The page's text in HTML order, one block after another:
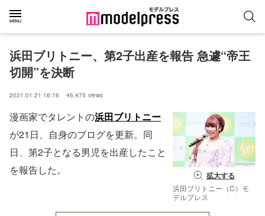
浜田ブリトニー、第2子出産を報告 急遽“帝王
切開”を決断
2021.01.21 16:16 46,475 views
拡大する
浜田ブリトニー（C）モ
デルプレス
漫画家でタレントの浜田ブリトニー
が21日、自身のブログを更新。同
日、第2子となる男児を出産したこと
を報告した。